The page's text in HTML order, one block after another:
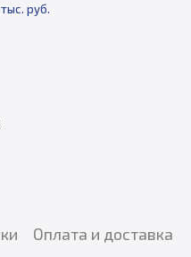
руб.
Оплата и доставка